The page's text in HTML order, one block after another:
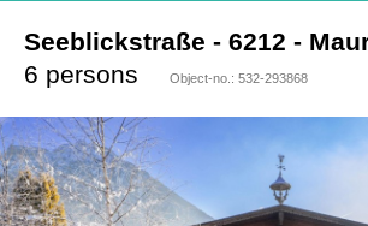
Seeblickstraße - 6212 -
6 persons
Object-no.: 532-293868